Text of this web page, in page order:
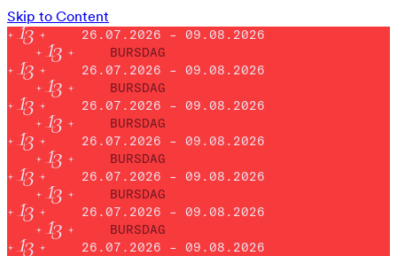
Skip to Content
26.07.2026 – 09.08.2026
BURSDAG
26.07.2026 – 09.08.2026
BURSDAG
26.07.2026 – 09.08.2026
BURSDAG
26.07.2026 – 09.08.2026
BURSDAG
26.07.2026 – 09.08.2026
BURSDAG
26.07.2026 – 09.08.2026
BURSDAG
26.07.2026 – 09.08.2026